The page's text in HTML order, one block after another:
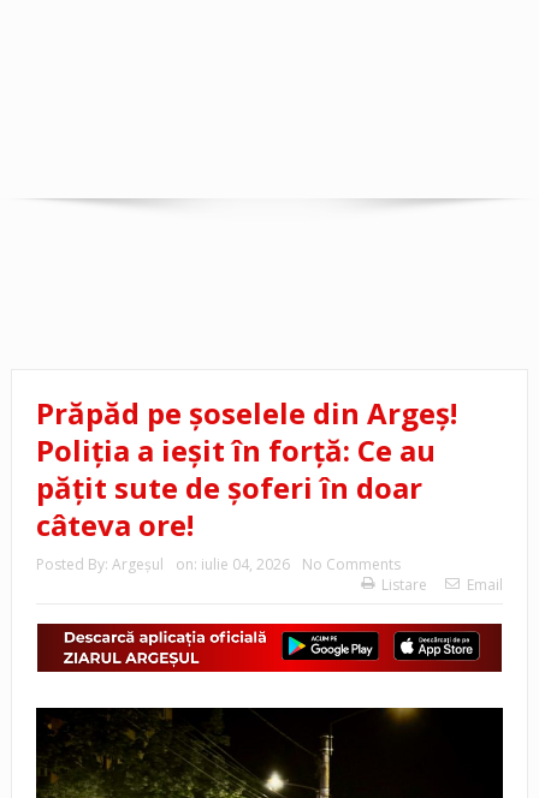
Prăpăd pe șoselele din Argeș!
Poliția a ieșit în forță: Ce au
pățit sute de șoferi în doar
câteva ore!
Posted By: Argeşul on: iulie 04, 2026
No Comments
Listare
Email